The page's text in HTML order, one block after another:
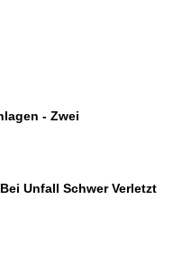
- Zwei
Unfall Schwer Verletzt